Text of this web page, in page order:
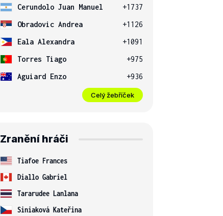
Cerundolo Juan Manuel
+1737
Obradovic Andrea
+1126
Eala Alexandra
+1091
Torres Tiago
+975
Aguiard Enzo
+936
Celý žebříček
Zranění hráči
Tiafoe Frances
Diallo Gabriel
Tararudee Lanlana
Siniaková Kateřina